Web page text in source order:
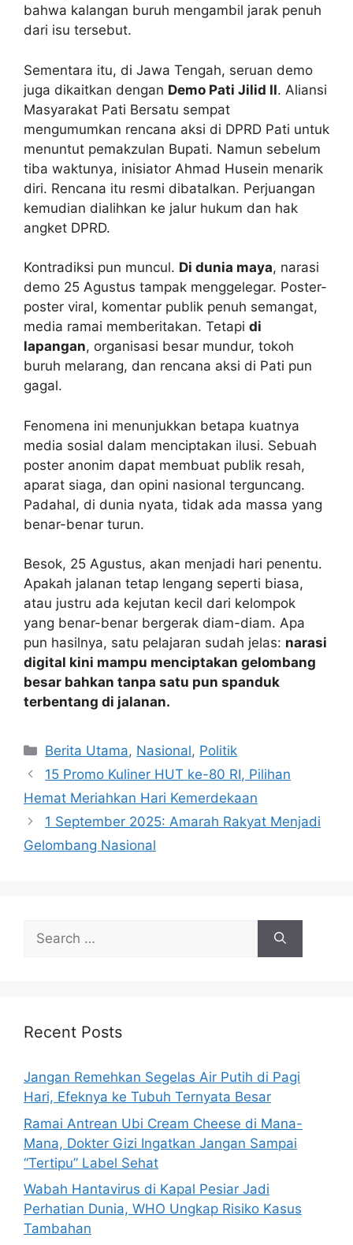
bahwa kalangan buruh mengambil jarak penuh
dari isu tersebut.
Sementara itu, di Jawa Tengah, seruan demo
juga dikaitkan dengan Demo Pati Jilid II. Aliansi
Masyarakat Pati Bersatu sempat
mengumumkan rencana aksi di DPRD Pati untuk
menuntut pemakzulan Bupati. Namun sebelum
tiba waktunya, inisiator Ahmad Husein menarik
diri. Rencana itu resmi dibatalkan. Perjuangan
kemudian dialihkan ke jalur hukum dan hak
angket DPRD.
Kontradiksi pun muncul. Di dunia maya, narasi
demo 25 Agustus tampak menggelegar. Poster-
poster viral, komentar publik penuh semangat,
media ramai memberitakan. Tetapi di
lapangan, organisasi besar mundur, tokoh
buruh melarang, dan rencana aksi di Pati pun
gagal.
Fenomena ini menunjukkan betapa kuatnya
media sosial dalam menciptakan ilusi. Sebuah
poster anonim dapat membuat publik resah,
aparat siaga, dan opini nasional terguncang.
Padahal, di dunia nyata, tidak ada massa yang
benar-benar turun.
Besok, 25 Agustus, akan menjadi hari penentu.
Apakah jalanan tetap lengang seperti biasa,
atau justru ada kejutan kecil dari kelompok
yang benar-benar bergerak diam-diam. Apa
pun hasilnya, satu pelajaran sudah jelas: narasi
digital kini mampu menciptakan gelombang
besar bahkan tanpa satu pun spanduk
terbentang di jalanan.
C
a
e
g
o
Berita Utama, Nasional, Politik
15 Promo Kuliner HUT ke-80 RI, Pilihan
Hemat Meriahkan Hari Kemerdekaan
1 September 2025: Amarah Rakyat Menjadi
Gelombang Nasional
h
r
:
Recent Posts
Jangan Remehkan Segelas Air Putih di Pagi
Hari, Efeknya ke Tubuh Ternyata Besar
Ramai Antrean Ubi Cream Cheese di Mana-
Mana, Dokter Gizi Ingatkan Jangan Sampai
“Tertipu” Label Sehat
Wabah Hantavirus di Kapal Pesiar Jadi
Perhatian Dunia, WHO Ungkap Risiko Kasus
Tambahan